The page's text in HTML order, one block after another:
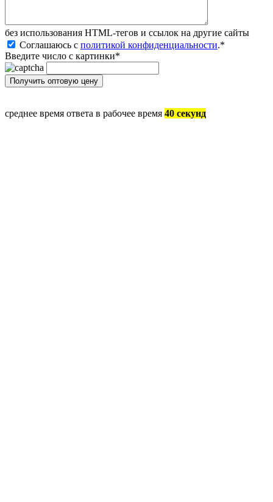
без иcпользования HTML-тегов и ссылок на другие сайты
Соглашаюсь с политикой конфиденциальности.*
Введите число с картинки*
среднее время ответа в рабочее время 40 секунд